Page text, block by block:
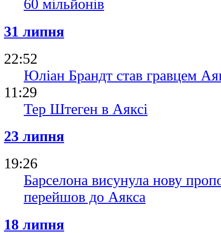
60 мільйонів
31 липня
22:52
Юліан Брандт став гравцем
11:29
Тер Штеген в Аяксі
23 липня
19:26
Барселона висунула нову
перейшов до Аякса
18 липня